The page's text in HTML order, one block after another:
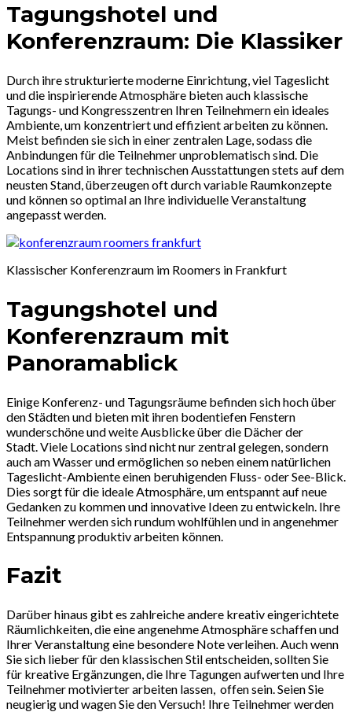
Tagungshotel und
Konferenzraum: Die Klassiker
Durch ihre strukturierte moderne Einrichtung, viel Tageslicht
und die inspirierende Atmosphäre bieten auch klassische
Tagungs- und Kongresszentren Ihren Teilnehmern ein ideales
Ambiente, um konzentriert und effizient arbeiten zu können.
Meist befinden sie sich in einer zentralen Lage, sodass die
Anbindungen für die Teilnehmer unproblematisch sind. Die
Locations sind in ihrer technischen Ausstattungen stets auf dem
neusten Stand, überzeugen oft durch variable Raumkonzepte
und können so optimal an Ihre individuelle Veranstaltung
angepasst werden.
Klassischer Konferenzraum im Roomers in Frankfurt
Tagungshotel und
Konferenzraum mit
Panoramablick
Einige Konferenz- und Tagungsräume befinden sich hoch über
den Städten und bieten mit ihren bodentiefen Fenstern
wunderschöne und weite Ausblicke über die Dächer der
Stadt. Viele Locations sind nicht nur zentral gelegen, sondern
auch am Wasser und ermöglichen so neben einem natürlichen
Tageslicht-Ambiente einen beruhigenden Fluss- oder See-Blick.
Dies sorgt für die ideale Atmosphäre, um entspannt auf neue
Gedanken zu kommen und innovative Ideen zu entwickeln. Ihre
Teilnehmer werden sich rundum wohlfühlen und in angenehmer
Entspannung produktiv arbeiten können.
Fazit
Darüber hinaus gibt es zahlreiche andere kreativ eingerichtete
Räumlichkeiten, die eine angenehme Atmosphäre schaffen und
Ihrer Veranstaltung eine besondere Note verleihen. Auch wenn
Sie sich lieber für den klassischen Stil entscheiden, sollten Sie
für kreative Ergänzungen, die Ihre Tagungen aufwerten und Ihre
Teilnehmer motivierter arbeiten lassen, offen sein. Seien Sie
neugierig und wagen Sie den Versuch! Ihre Teilnehmer werden